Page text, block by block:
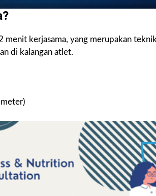
menit kerjasama, yang merupakan
di kalangan atlet.